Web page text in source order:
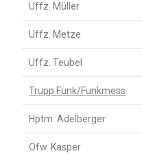
Uffz. Müller
Uffz. Metze
Uffz. Teubel
Trupp Funk/Funkmess
Hptm. Adelberger
Ofw. Kasper